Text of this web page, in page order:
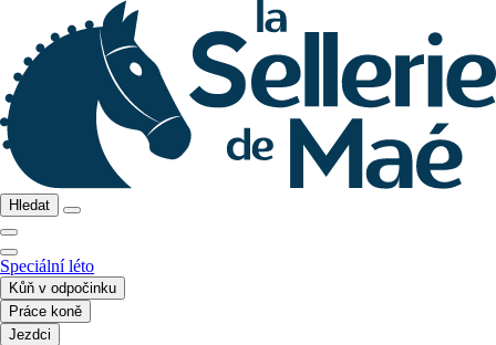
Hledat
Speciální léto
Kůň v odpočinku
Práce koně
Jezdci